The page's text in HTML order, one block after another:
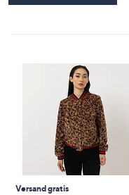
Versand gratis